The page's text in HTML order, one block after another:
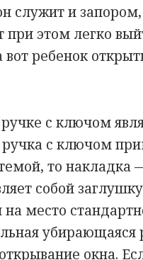
служит и
этом легко
вот ребенок
с ключом
с ключом
то накладка
собой
на место
окна.